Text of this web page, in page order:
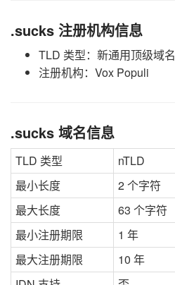
.sucks 注册机构信息
TLD 类型：新通用顶级域名
注册机构：Vox Populi
.sucks 域名信息
TLD 类型
nTLD
最小长度
2 个字符
最大长度
63 个字符
最小注册期限
1 年
最大注册期限
10 年